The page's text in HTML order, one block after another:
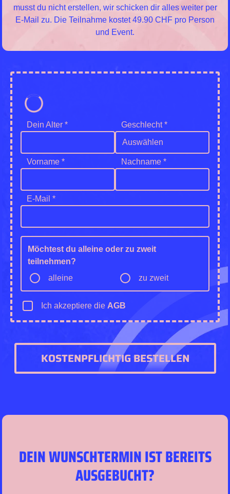
musst du nicht erstellen, wir schicken dir alles weiter per
E-Mail zu. Die Teilnahme kostet 49.90 CHF pro Person
und Event.
Dein Alter *
Geschlecht *
Auswählen
Vorname * Nachname *
E-Mail *
Möchtest du alleine oder zu zweit
teilnehmen?
alleine
zu zweit
Ich akzeptiere die AGB
KOSTENPFLICHTIG BESTELLEN
DEIN WUNSCHTERMIN IST BEREITS
AUSGEBUCHT?